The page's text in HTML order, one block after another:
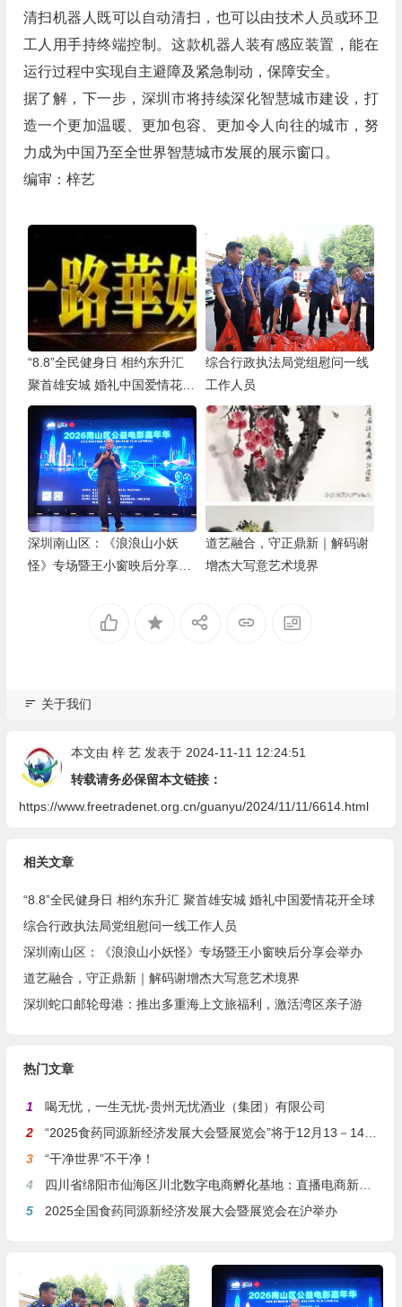
清扫机器人既可以自动清扫，也可以由技术人员或环卫
工人用手持终端控制。这款机器人装有感应装置，能在
运行过程中实现自主避障及紧急制动，保障安全。
据了解，下一步，深圳市将持续深化智慧城市建设，打
造一个更加温暖、更加包容、更加令人向往的城市，努
力成为中国乃至全世界智慧城市发展的展示窗口。
编审：梓艺
“8.8”全民健身日 相约东升汇
聚首雄安城 婚礼中国爱情花开
全球
综合行政执法局党组慰问一线
工作人员
深圳南山区：《浪浪山小妖
怪》专场暨王小窗映后分享会
道艺融合，守正鼎新｜解码谢
增杰大写意艺术境界
关于我们
本文由 梓 艺发表于 2024-11-11 12:24:51
转载请务必保留本文链接：
https://www.freetradenet.org.cn/guanyu/2024/11/11/6614.html
相关文章
“8.8”全民健身日 相约东升汇 聚首雄安城 婚礼中国爱情花开全球
综合行政执法局党组慰问一线工作人员
深圳南山区：《浪浪山小妖怪》专场暨王小窗映后分享会举办
道艺融合，守正鼎新｜解码谢增杰大写意艺术境界
深圳蛇口邮轮母港：推出多重海上文旅福利，激活湾区亲子游
热门文章
1
喝无忧，一生无忧-贵州无忧酒业（集团）有限公司
2
“2025食药同源新经济发展大会暨展览会”将于12月13－14日在沪举行
3
“干净世界”不干净！
4
四川省绵阳市仙海区川北数字电商孵化基地：直播电商新引擎，预计年产值达5亿
5
2025全国食药同源新经济发展大会暨展览会在沪举办